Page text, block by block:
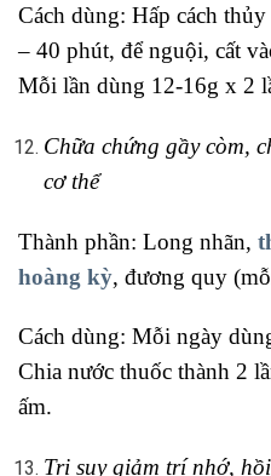
Cách dùng: Hấp cách
– 40 phút, để nguội, cất
Mỗi lần dùng 12-16g x 2
Chữa chứng gầy còm,
cơ thể
Thành phần: Long nhãn,
hoàng kỳ, đương quy
Cách dùng: Mỗi ngày
Chia nước thuốc thành 2
ấm.
Trị suy giảm trí nhớ,